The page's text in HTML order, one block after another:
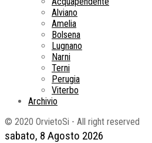
sabato, 8 Agosto 2026
Alviano
Amelia
Bolsena
Lugnano
Narni
Terni
Perugia
Viterbo
Archivio
© 2020 OrvietoSi - All right reserved